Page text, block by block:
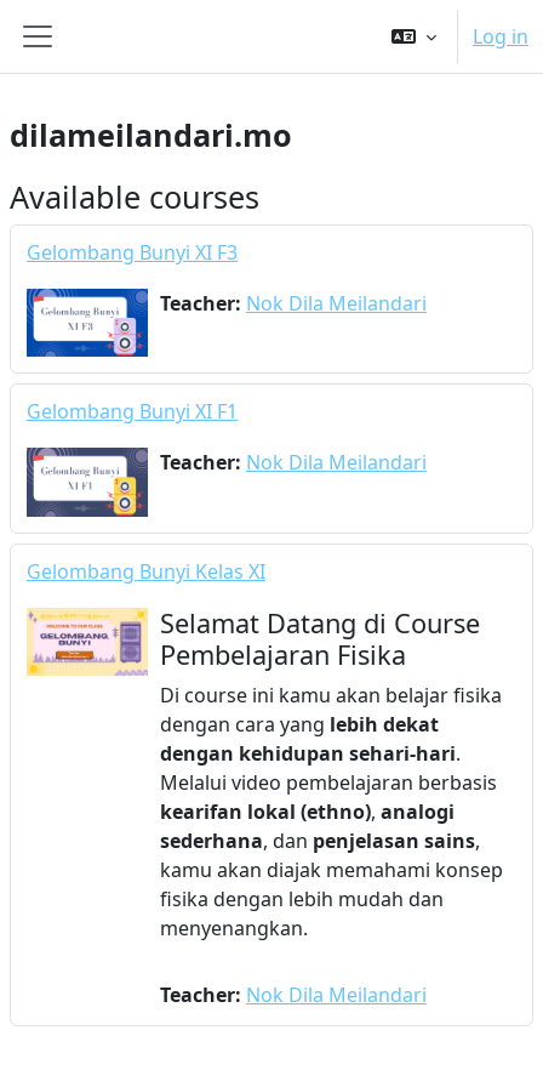
Side panel
Log in
dilameilandari.mo
Available courses
Gelombang Bunyi XI F3
Teacher: Nok Dila Meilandari
Gelombang Bunyi XI F1
Teacher: Nok Dila Meilandari
Gelombang Bunyi Kelas XI
Selamat Datang di Course
Pembelajaran Fisika
Di course ini kamu akan belajar fisika
dengan cara yang lebih dekat
dengan kehidupan sehari-hari.
Melalui video pembelajaran berbasis
kearifan lokal (ethno), analogi
sederhana, dan penjelasan sains,
kamu akan diajak memahami konsep
fisika dengan lebih mudah dan
menyenangkan.
Teacher: Nok Dila Meilandari